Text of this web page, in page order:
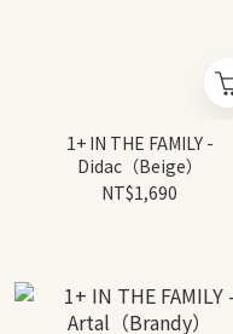
1+ IN THE FAMILY -
Didac（Beige）
NT$1,690